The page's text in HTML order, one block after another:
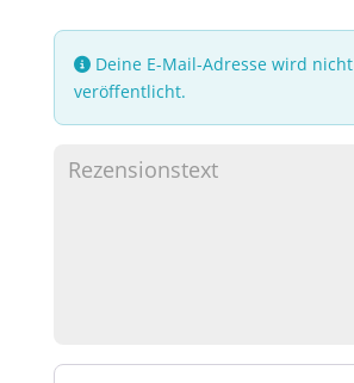
Deine E-Mail-Adresse wird nicht
veröffentlicht.